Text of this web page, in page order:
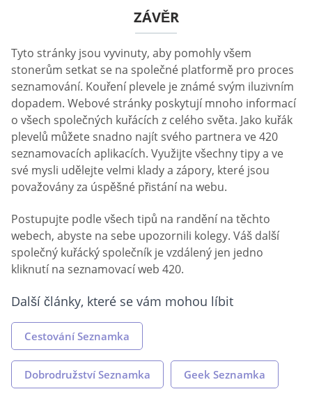
ZÁVĚR
Tyto stránky jsou vyvinuty, aby pomohly všem
stonerům setkat se na společné platformě pro proces
seznamování. Kouření plevele je známé svým iluzivním
dopadem. Webové stránky poskytují mnoho informací
o všech společných kuřácích z celého světa. Jako kuřák
plevelů můžete snadno najít svého partnera ve 420
seznamovacích aplikacích. Využijte všechny tipy a ve
své mysli udělejte velmi klady a zápory, které jsou
považovány za úspěšné přistání na webu.
Postupujte podle všech tipů na randění na těchto
webech, abyste na sebe upozornili kolegy. Váš další
společný kuřácký společník je vzdálený jen jedno
kliknutí na seznamovací web 420.
Další články, které se vám mohou líbit
Cestování Seznamka
Dobrodružství Seznamka Geek Seznamka